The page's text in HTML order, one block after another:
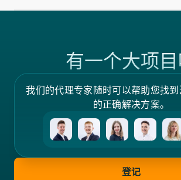
有一个大项
我们的代理专家随时可以帮助您找
的正确解决方案。
登记